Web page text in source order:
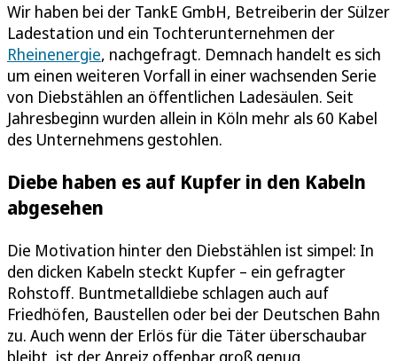
Wir haben bei der TankE GmbH, Betreiberin der Sülzer
Ladestation und ein Tochterunternehmen der
Rheinenergie, nachgefragt. Demnach handelt es sich
um einen weiteren Vorfall in einer wachsenden Serie
von Diebstählen an öffentlichen Ladesäulen. Seit
Jahresbeginn wurden allein in Köln mehr als 60 Kabel
des Unternehmens gestohlen.
Diebe haben es auf Kupfer in den Kabeln
abgesehen
Die Motivation hinter den Diebstählen ist simpel: In
den dicken Kabeln steckt Kupfer – ein gefragter
Rohstoff. Buntmetalldiebe schlagen auch auf
Friedhöfen, Baustellen oder bei der Deutschen Bahn
zu. Auch wenn der Erlös für die Täter überschaubar
bleibt, ist der Anreiz offenbar groß genug.